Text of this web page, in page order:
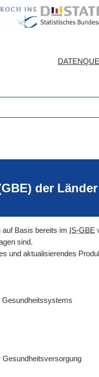
der Länder
Basis bereits im IS-GBE
sind.
und aktualisierendes
Gesundheitssystems
Gesundheitsversorgung